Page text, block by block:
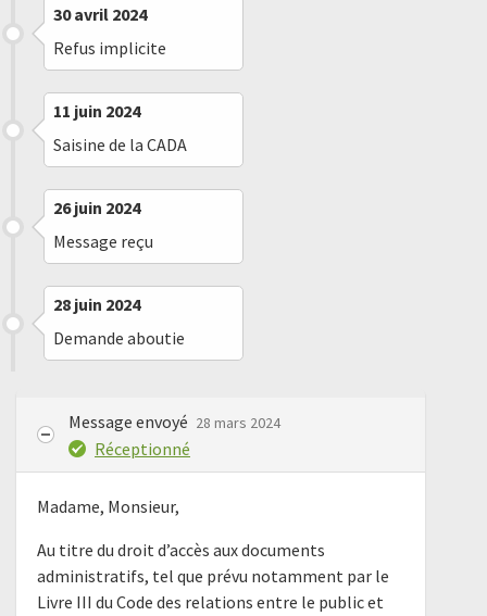
30 avril 2024
Refus implicite
11 juin 2024
Saisine de la CADA
26 juin 2024
Message reçu
28 juin 2024
Demande aboutie
Message envoyé 28 mars 2024
Réceptionné
Madame, Monsieur,
Au titre du droit d’accès aux documents
administratifs, tel que prévu notamment par le
Livre III du Code des relations entre le public et